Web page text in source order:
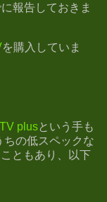
報告しておきま
を購入していま
plusという手も
の低スペックな
ともあり、以下